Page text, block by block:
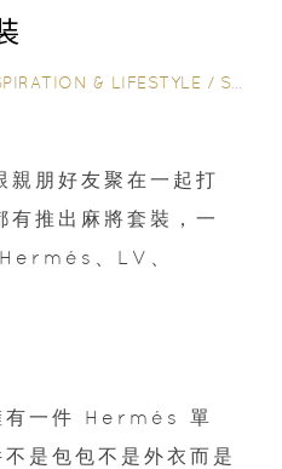
& LIFESTYLE / STYLE & LIVING
親朋好友聚在一起打
有推出麻將套裝，一
、LV、
有一件 Hermés 單
是包包不是外衣而是